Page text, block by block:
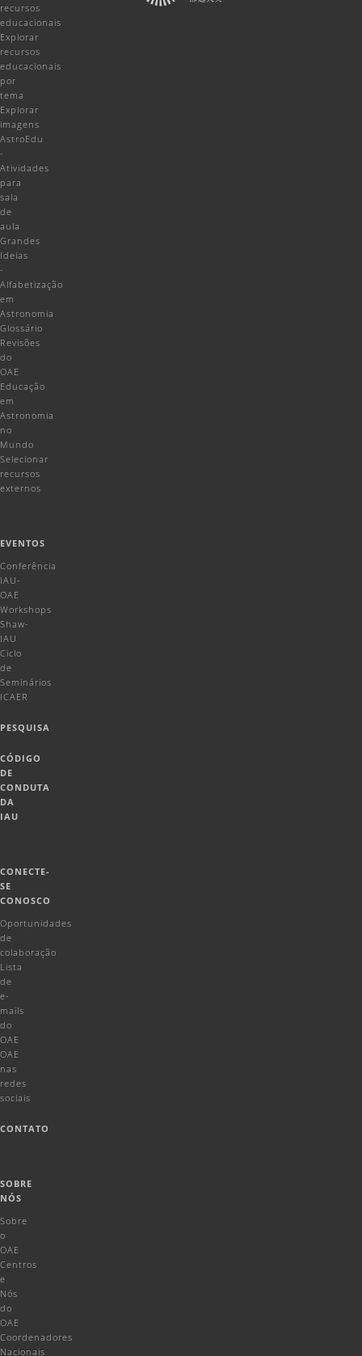
recursos
educacionais
Explorar
recursos
educacionais
por
tema
Explorar
imagens
AstroEdu
-
Atividades
para
sala
de
aula
Grandes
Ideias
-
Alfabetização
em
Astronomia
Glossário
Revisões
do
OAE
Educação
em
Astronomia
no
Mundo
Selecionar
recursos
externos
EVENTOS
Conferência
IAU-
OAE
Workshops
Shaw-
IAU
Ciclo
de
Seminários
ICAER
PESQUISA
CÓDIGO
DE
CONDUTA
DA
IAU
CONECTE-
SE
CONOSCO
Oportunidades
de
colaboração
Lista
de
e-
mails
do
OAE
OAE
nas
redes
sociais
CONTATO
SOBRE
NÓS
Sobre
o
OAE
Centros
e
Nós
do
OAE
Coordenadores
Nacionais